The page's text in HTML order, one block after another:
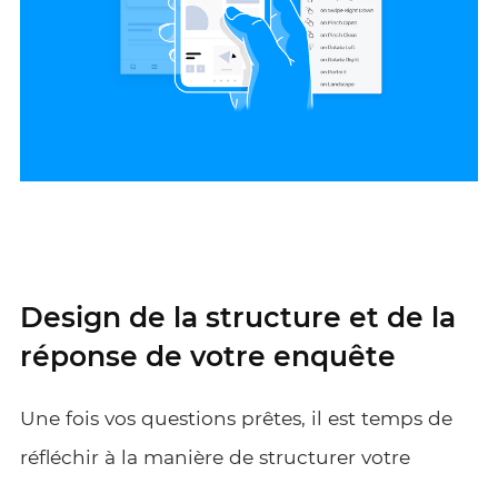
Design de la structure et de la
réponse de votre enquête
Une fois vos questions prêtes, il est temps de
réfléchir à la manière de structurer votre